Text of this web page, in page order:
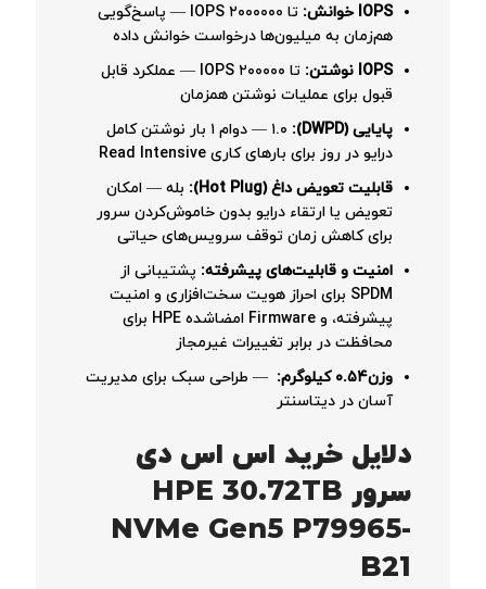
IOPS خوانش:
تا ۲۰۰۰۰۰۰ IOPS — پاسخ‌گویی
هم‌زمان به میلیون‌ها درخواست خوانش داده
IOPS نوشتن:
تا ۲۰۰۰۰۰ IOPS — عملکرد قابل
قبول برای عملیات نوشتن همزمان
پایایی (DWPD):
۱.۰ — دوام ۱ بار نوشتن کامل
درایو در روز برای بارهای کاری Read Intensive
قابلیت تعویض داغ (Hot Plug):
بله — امکان
تعویض یا ارتقاء درایو بدون خاموش‌کردن سرور
برای کاهش زمان توقف سرویس‌های حیاتی
امنیت و قابلیت‌های پیشرفته: پشتیبانی از
SPDM برای احراز هویت سخت‌افزاری و امنیت
پیشرفته، و Firmware امضاشده HPE برای
محافظت در برابر تغییرات غیرمجاز
وزن۰.۵۴ کیلوگرم:
— طراحی سبک برای مدیریت
آسان در دیتاسنتر
دلایل خرید اس اس دی
سرور HPE 30.72TB
NVMe Gen5 P79965-
B21